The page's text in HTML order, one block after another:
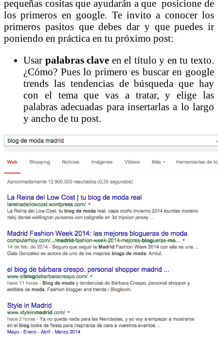
pequeñas cositas que ayudarán a que posicione de
los primeros en google. Te invito a conocer los
primeros pasitos que debes dar y que puedes ir
poniendo en práctica en tu próximo post:
Usar palabras clave en el título y en tu texto.
¿Cómo? Pues lo primero es buscar en google
trends las tendencias de búsqueda que hay
con el tema que vas a tratar, y elige las
palabras adecuadas para insertarlas a lo largo
y ancho de tu post.